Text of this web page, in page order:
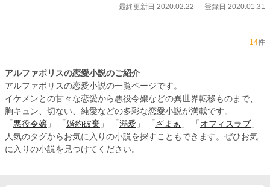
最終更新日 2020.02.22
登録日 2020.01.31
14件
アルファポリスの恋愛小説のご紹介
アルファポリスの恋愛小説の一覧ページです。
イケメンとの甘々な恋愛から悪役令嬢などの異世界転移ものまで、
胸キュン、切ない、純愛などの多彩な恋愛小説が満載です。
「 悪役令嬢 」 「 婚約破棄 」 「 溺愛 」 「 ざまぁ 」 「 オフィスラブ 」
人気のタグからお気に入りの小説を探すこともできます。ぜひお気
に入りの小説を見つけてください。